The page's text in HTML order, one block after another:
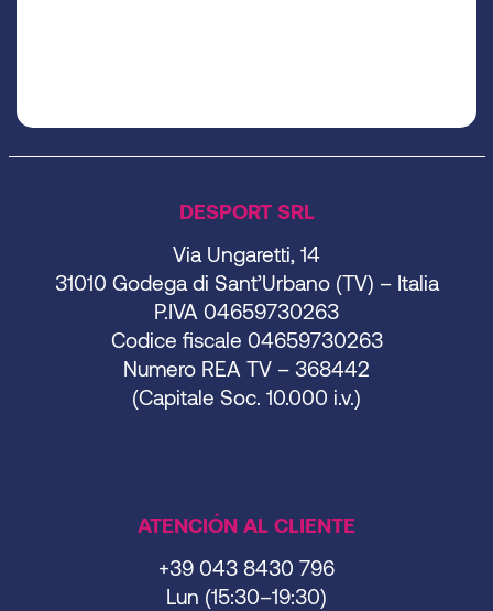
DESPORT SRL
Via Ungaretti, 14
31010 Godega di Sant’Urbano (TV) – Italia
P.IVA 04659730263
Codice fiscale 04659730263
Numero REA TV – 368442
(Capitale Soc. 10.000 i.v.)
ATENCIÓN AL CLIENTE
+39 043 8430 796
Lun (15:30–19:30)